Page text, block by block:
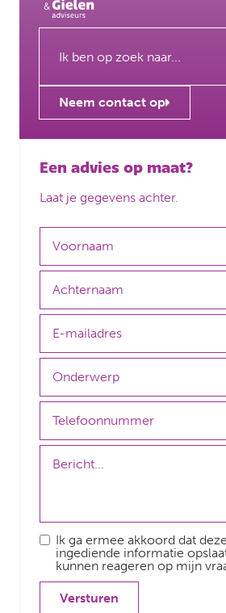
Neem contact op
Een advies op maat?
Laat je gegevens achter.
Ik ga ermee akkoord dat
ingediende informatie
kunnen reageren op mijn
Versturen